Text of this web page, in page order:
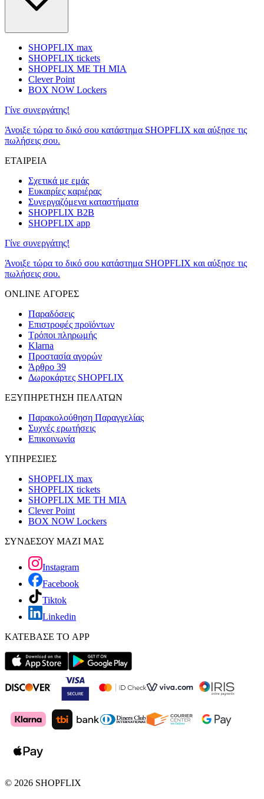
SHOPFLIX max
SHOPFLIX tickets
SHOPFLIX ΜΕ ΤΗ ΜΙΑ
Clever Point
BOX NOW Lockers
Γίνε συνεργάτης!
Άνοιξε τώρα το δικό σου κατάστημα SHOPFLIX και αύξησε τις
πωλήσεις σου.
ΕΤΑΙΡΕΙΑ
Σχετικά με εμάς
Ευκαιρίες καριέρας
Συνεργαζόμενα καταστήματα
SHOPFLIX B2B
SHOPFLIX app
Γίνε συνεργάτης!
Άνοιξε τώρα το δικό σου κατάστημα SHOPFLIX και αύξησε τις
πωλήσεις σου.
ONLINE ΑΓΟΡΕΣ
Παραδόσεις
Επιστροφές προϊόντων
Τρόποι πληρωμής
Klarna
Προστασία αγορών
Άρθρο 39
Δωροκάρτες SHOPFLIX
ΕΞΥΠΗΡΕΤΗΣΗ ΠΕΛΑΤΩΝ
Παρακολούθηση Παραγγελίας
Συχνές ερωτήσεις
Επικοινωνία
ΥΠΗΡΕΣΙΕΣ
SHOPFLIX max
SHOPFLIX tickets
SHOPFLIX ΜΕ ΤΗ ΜΙΑ
Clever Point
BOX NOW Lockers
ΣΥΝΔΕΣΟΥ ΜΑΖΙ ΜΑΣ
Instagram
Facebook
Tiktok
Linkedin
ΚΑΤΕΒΑΣΕ ΤΟ APP
© 2026 SHOPFLIX